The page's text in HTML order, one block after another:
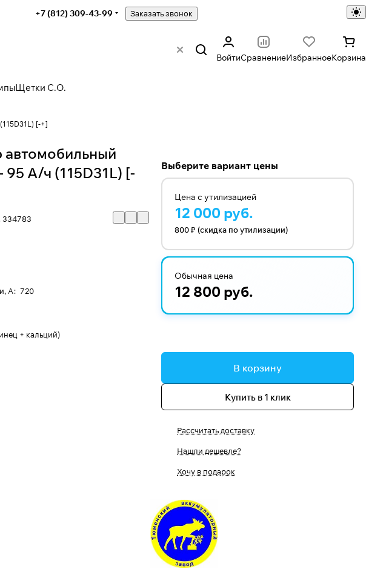
+7 (812) 309-43-99 Заказать звонок
ВойтиСравнениеИзбранноеКорзина
Щетки С.О.
[-+]
автомобильный
95 А/ч (115D31L) [-
334783
А: 720
+ кальций)
Выберите вариант цены
Цена с утилизацией
12 000 руб.
800 ₽ (скидка по утилизации)
Обычная цена
12 800 руб.
В корзину
Купить в 1 клик
Рассчитать доставку
Нашли дешевле?
Хочу в подарок